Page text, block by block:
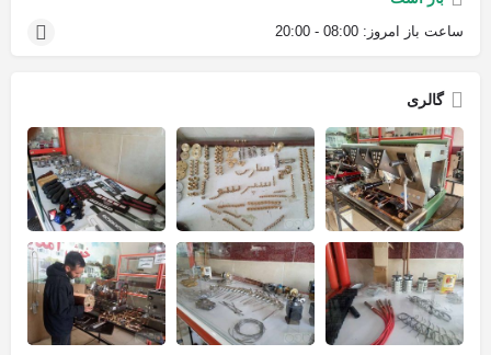
ساعت باز امروز: 08:00 - 20:00
گالری